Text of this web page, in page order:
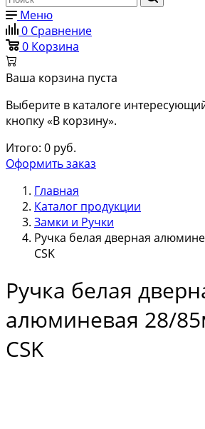
Меню
0 Сравнение
0 Корзина
Ваша корзина пуста
Выберите в каталоге
кнопку «В корзину».
Итого: 0 руб.
Оформить заказ
Главная
Каталог продукции
Замки и Ручки
Ручка белая дверная
CSK
Ручка белая
алюминевая 28/
CSK